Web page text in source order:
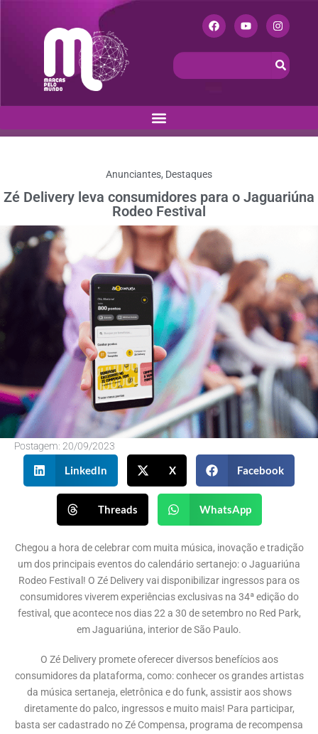
Anunciantes, Destaques
Zé Delivery leva consumidores para o Jaguariúna
Rodeo Festival
Postagem: 20/09/2023
LinkedIn X Facebook
Threads WhatsApp
Chegou a hora de celebrar com muita música, inovação e tradição
um dos principais eventos do calendário sertanejo: o Jaguariúna
Rodeo Festival! O Zé Delivery vai disponibilizar ingressos para os
consumidores viverem experiências exclusivas na 34ª edição do
festival, que acontece nos dias 22 a 30 de setembro no Red Park,
em Jaguariúna, interior de São Paulo.
O Zé Delivery promete oferecer diversos benefícios aos
consumidores da plataforma, como: conhecer os grandes artistas
da música sertaneja, eletrônica e do funk, assistir aos shows
diretamente do palco, ingressos e muito mais! Para participar,
basta ser cadastrado no Zé Compensa, programa de recompensa